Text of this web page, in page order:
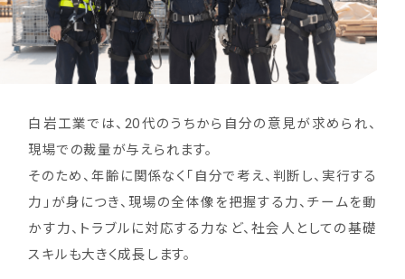
白岩工業では、20代のうちから自分の意見が求められ、
現場での裁量が与えられます。
そのため、年齢に関係なく「自分で考え、判断し、実行する
力」が身につき、現場の全体像を把握する力、チームを動
かす力、トラブルに対応する力など、社会人としての基礎
スキルも大きく成長します。